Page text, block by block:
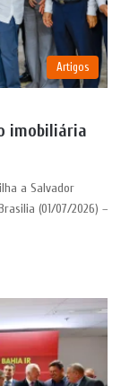
Artigos
imobiliária
a Salvador
(01/07/2026) –